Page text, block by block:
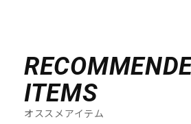
ITEMS
オススメアイテム